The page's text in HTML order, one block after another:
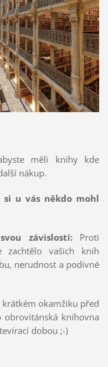
měli knihy kde
nákup.
si u vás někdo mohl
závislostí:Proti
zachtělo vašich knih
nerudnost a podivné
krátkém okamžiku před
knihovna
dobou ;-)